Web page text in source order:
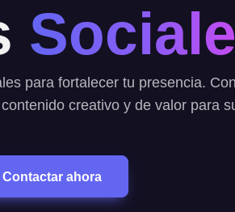
para fortalecer tu presencia.
creativo y de valor para
Contactar ahora